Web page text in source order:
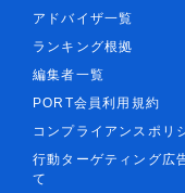
アドバイザ一覧
ランキング根拠
編集者一覧
PORT会員利用規約
コンプライアンスポリ
行動ターゲティング広
て